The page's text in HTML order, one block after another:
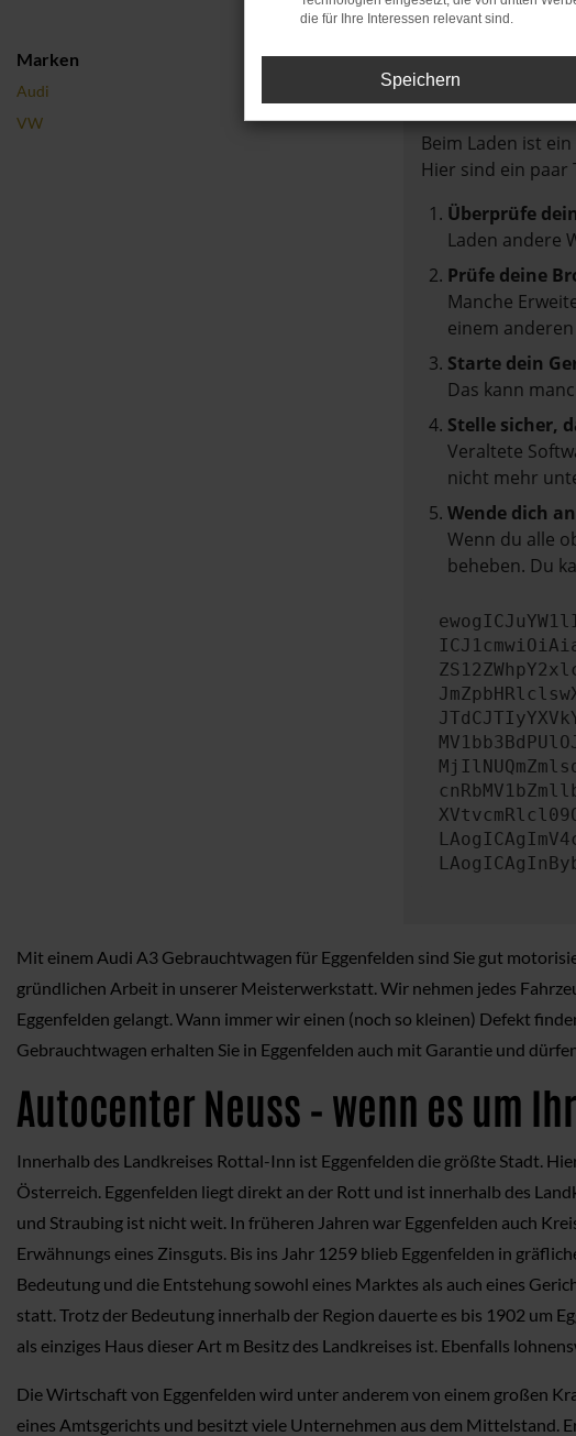
Marken
Audi
VW
Fehler:
Beim Laden ist
Hier sind ein paar
Überprüfe
Laden andere
Prüfe deine
Manche
einem
Starte dein
Das kann
Stelle sicher,
Veraltete
nicht mehr
Wende dich
Wenn du alle
beheben. Du
Mit einem Audi A3 Gebrauchtwagen für Eggenfelden sind Sie gut
gründlichen Arbeit in unserer Meisterwerkstatt. Wir nehmen jedes
Eggenfelden gelangt. Wann immer wir einen (noch so kleinen) Defekt
Gebrauchtwagen erhalten Sie in Eggenfelden auch mit Garantie und
Autocenter Neuss – wenn es um
Innerhalb des Landkreises Rottal-Inn ist Eggenfelden die größte Stadt.
Österreich. Eggenfelden liegt direkt an der Rott und ist innerhalb des
und Straubing ist nicht weit. In früheren Jahren war Eggenfelden auch
Erwähnungs eines Zinsguts. Bis ins Jahr 1259 blieb Eggenfelden in
Bedeutung und die Entstehung sowohl eines Marktes als auch eines
statt. Trotz der Bedeutung innerhalb der Region dauerte es bis 1902 um
als einziges Haus dieser Art m Besitz des Landkreises ist. Ebenfalls
Die Wirtschaft von Eggenfelden wird unter anderem von einem großen
eines Amtsgerichts und besitzt viele Unternehmen aus dem Mittelstand.
die für Ihre Interessen relevant sind.
Speichern